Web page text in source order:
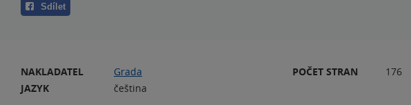
Sdílet
NAKLADATEL
Grada
JAZYK
čeština
POČET STRAN 176